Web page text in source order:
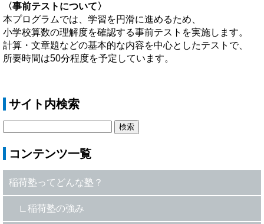
〈事前テストについて〉
本プログラムでは、学習を円滑に進めるため、
小学校算数の理解度を確認する事前テストを実施します。
計算・文章題などの基本的な内容を中心としたテストで、
所要時間は50分程度を予定しています。
サイト内検索
コンテンツ一覧
稲荷塾ってどんな塾？
稲荷塾の強み